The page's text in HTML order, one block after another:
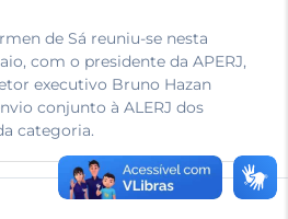
de Sá reuniu-se nesta
com o presidente da APERJ,
executivo Bruno Hazan
conjunto à ALERJ dos
categoria.